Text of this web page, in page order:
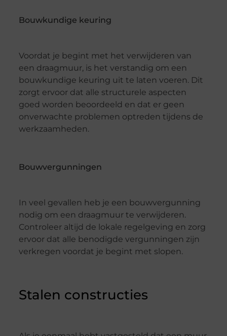
Bouwkundige keuring
Voordat je begint met het verwijderen van
een draagmuur, is het verstandig om een
bouwkundige keuring uit te laten voeren. Dit
zorgt ervoor dat alle structurele aspecten
goed worden beoordeeld en dat er geen
onverwachte problemen optreden tijdens de
werkzaamheden.
Bouwvergunningen
In veel gevallen heb je een bouwvergunning
nodig om een draagmuur te verwijderen.
Controleer altijd de lokale regelgeving en zorg
ervoor dat alle benodigde vergunningen zijn
verkregen voordat je begint met slopen.
Stalen constructies